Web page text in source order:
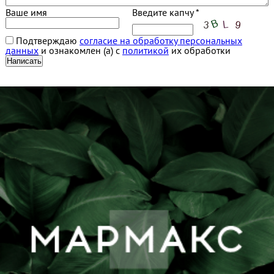
Ваше имя Введите капчу *
Подтверждаю согласие на обработку персональных
данныхи ознакомлен (а) с политикой их обработки